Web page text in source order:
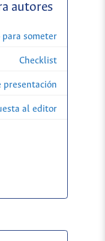
autores
para someter
Checklist
presentación
al editor